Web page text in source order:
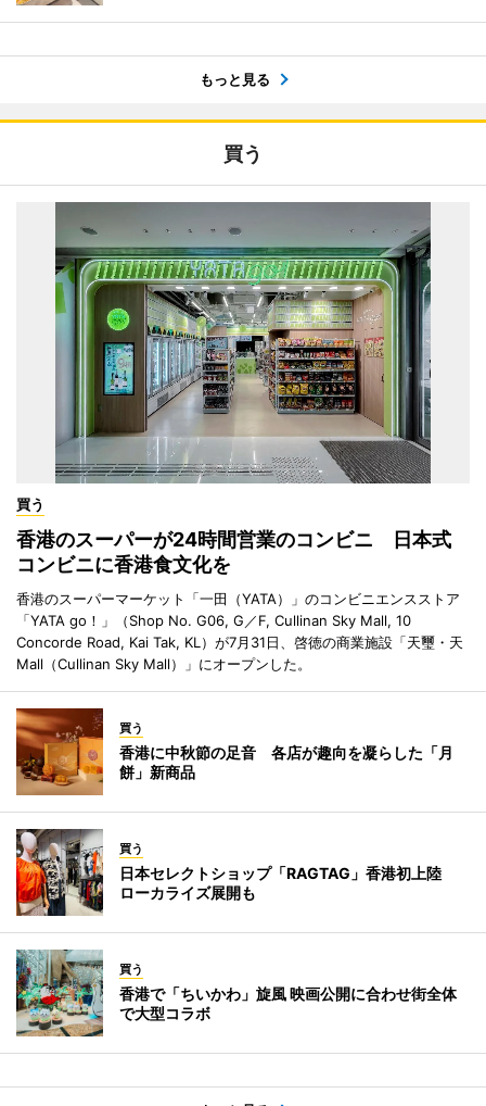
もっと見る
買う
買う
香港のスーパーが24時間営業のコンビニ 日本式
コンビニに香港食文化を
香港のスーパーマーケット「一田（YATA）」のコンビニエンスストア
「YATA go！」（Shop No. G06, G／F, Cullinan Sky Mall, 10
Concorde Road, Kai Tak, KL）が7月31日、啓徳の商業施設「天璽・天
Mall（Cullinan Sky Mall）」にオープンした。
買う
香港に中秋節の足音 各店が趣向を凝らした「月
餅」新商品
買う
日本セレクトショップ「RAGTAG」香港初上陸
ローカライズ展開も
買う
香港で「ちいかわ」旋風 映画公開に合わせ街全体
で大型コラボ